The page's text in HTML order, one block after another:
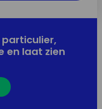
particulier,
en laat zien